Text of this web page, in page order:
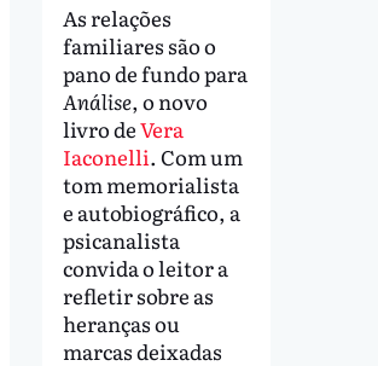
As relações
familiares são o
pano de fundo para
Análise, o novo
livro deVera
Iaconelli. Com um
tom memorialista
e autobiográfico, a
psicanalista
convida o leitor a
refletir sobre as
heranças ou
marcas deixadas